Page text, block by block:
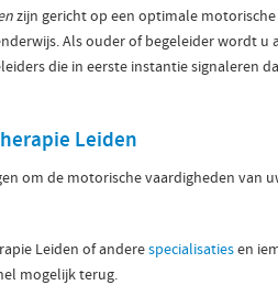
zijn gericht op een optimale
Als ouder of begeleider wordt u
die in eerste instantie signaleren
Leiden
om de motorische vaardigheden van
Leiden of anderespecialisatiesen
mogelijk terug.